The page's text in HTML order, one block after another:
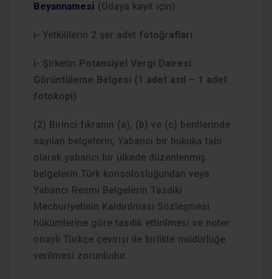
Beyannamesi (Odaya kayıt için)
ı- Yetkililerin 2 şer adet fotoğrafları
i- Şirketin Potansiyel Vergi Dairesi
Görüntüleme Belgesi (1 adet asıl – 1 adet
fotokopi)
(2) Birinci fıkranın (a), (b) ve (c) bentlerinde
sayılan belgelerin, Yabancı bir hukuka tabi
olarak yabancı bir ülkede düzenlenmiş
belgelerin Türk konsolosluğundan veya
Yabancı Resmi Belgelerin Tasdiki
Mecburiyetinin Kaldırılması Sözleşmesi
hükümlerine göre tasdik ettirilmesi ve noter
onaylı Türkçe çevirisi ile birlikte müdürlüğe
verilmesi zorunludur.